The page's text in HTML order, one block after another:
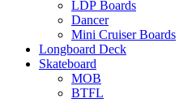
LDP Boards
Dancer
Mini Cruiser Boards
Longboard Deck
Skateboard
MOB
BTFL